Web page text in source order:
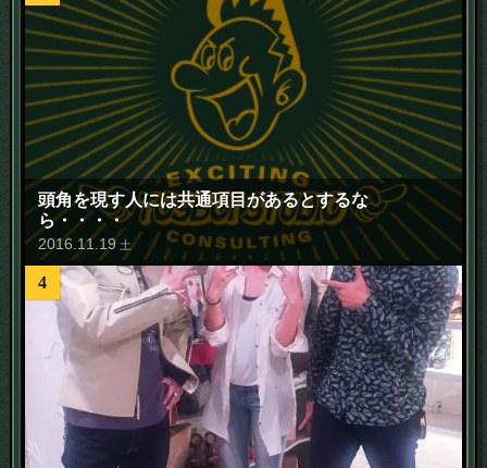
頭角を現す人には共通項目があるとするな
ら・・・・
2016 11 19 土
4